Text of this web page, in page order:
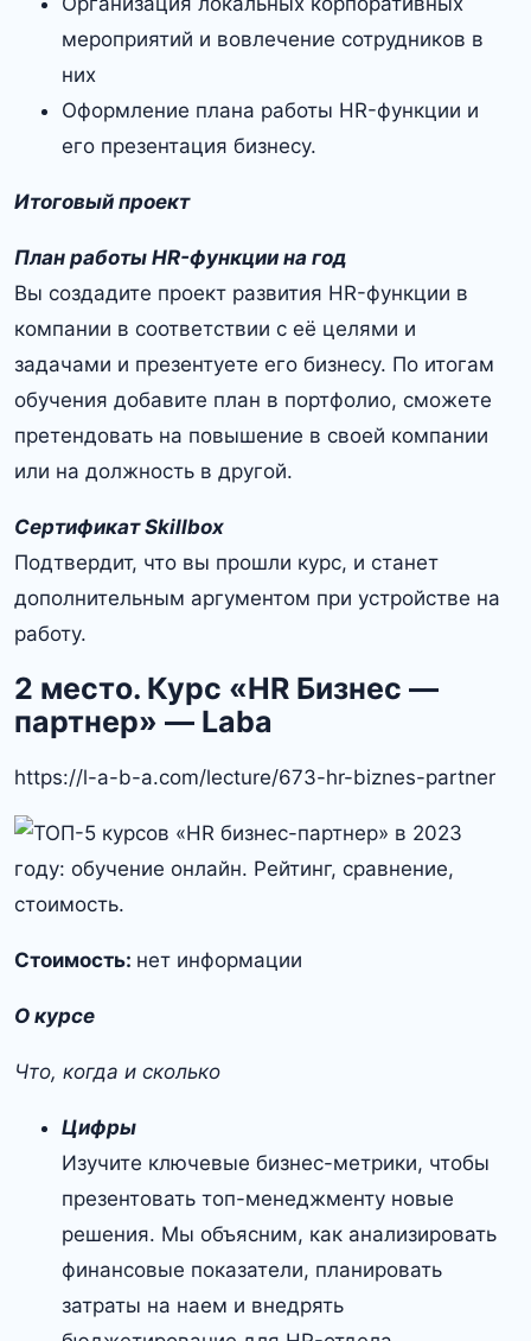
мероприятий и вовлечение сотрудников в
них
Оформление плана работы HR-функции и
его презентация бизнесу.
Итоговый проект
План работы HR-функции на год
Вы создадите проект развития HR-функции в
компании в соответствии с её целями и
задачами и презентуете его бизнесу. По итогам
обучения добавите план в портфолио, сможете
претендовать на повышение в своей компании
или на должность в другой.
Сертификат Skillbox
Подтвердит, что вы прошли курс, и станет
дополнительным аргументом при устройстве на
работу.
2 место. Курс «HR Бизнес —
партнер» — Laba
https://l-a-b-a.com/lecture/673-hr-biznes-partner
Стоимость: нет информации
О курсе
Что, когда и сколько
Цифры
Изучите ключевые бизнес-метрики, чтобы
презентовать топ-менеджменту новые
решения. Мы объясним, как анализировать
финансовые показатели, планировать
затраты на наем и внедрять